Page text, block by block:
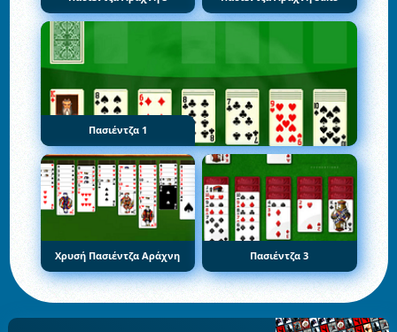
Πασιέντζα 1
Χρυσή Πασιέντζα Αράχνη Πασιέντζα 3